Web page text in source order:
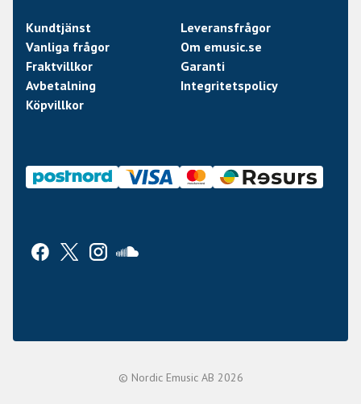
Kundtjänst
Leveransfrågor
Vanliga frågor
Om emusic.se
Fraktvillkor
Garanti
Avbetalning
Integritetspolicy
Köpvillkor
© Nordic Emusic AB 2026